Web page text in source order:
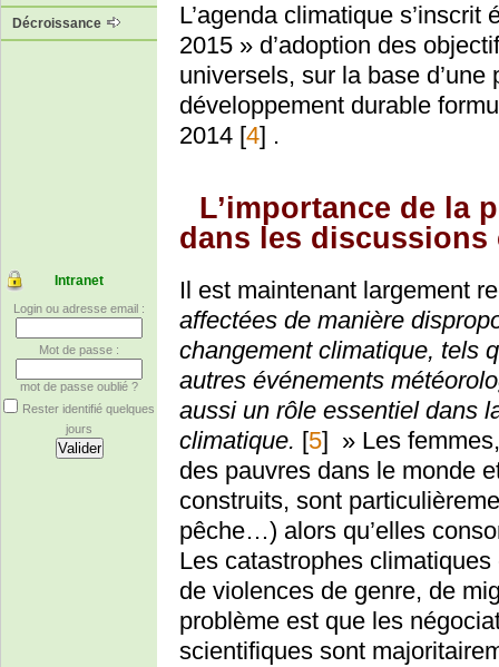
Décroissance
Intranet
Login ou adresse email :
Mot de passe :
mot de passe oublié ?
Rester identifié quelques
jours
L’agenda climatique
2015 » d’adoption des
universels, sur la base
développement durable
2014 [4] .
L’importance de la
dans les discussions
Il est maintenant largement
affectées de manière
changement climatique, tels
autres événements
aussi un rôle essentiel dans
climatique. [5]
» Les
des pauvres dans le monde
construits, sont
pêche…) alors qu’elles
Les catastrophes
de violences de genre, de
problème est que les
scientifiques sont